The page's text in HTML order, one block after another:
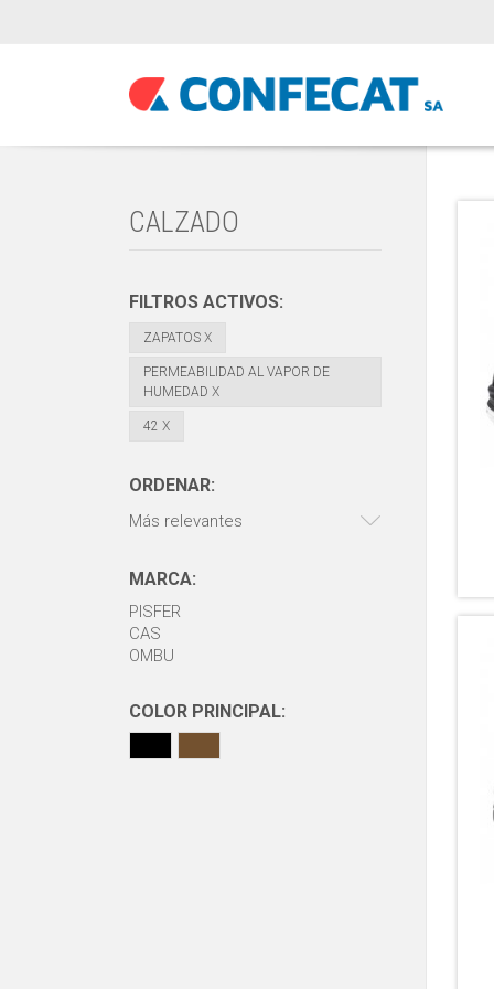
CALZADO
FILTROS ACTIVOS:
ZAPATOS X
PERMEABILIDAD AL VAPOR DE
HUMEDAD X
42 X
ORDENAR:
Más relevantes
MARCA:
PISFER
CAS
OMBU
COLOR PRINCIPAL: